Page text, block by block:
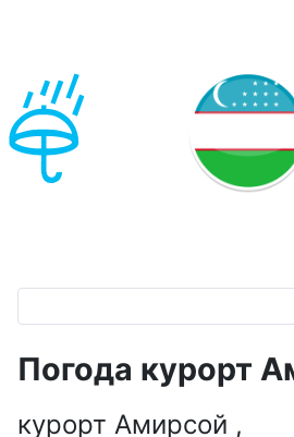
Погода курорт
курорт Амирсой ,